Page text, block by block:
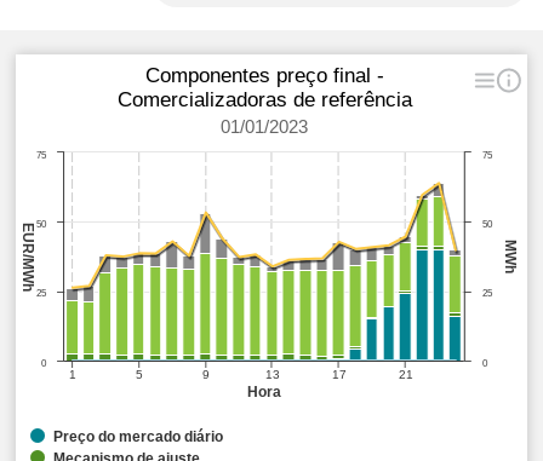
Hora
MWh
EUR/MWh
Componentes preço final -
Comercializadoras de referência
01/01/2023
1 5 9 13 17 21
0
75
25
50
0
75
25
50
Preço do mercado diário